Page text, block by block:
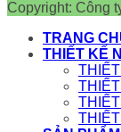
Copyright: Công
TRANG
THIẾT KẾ